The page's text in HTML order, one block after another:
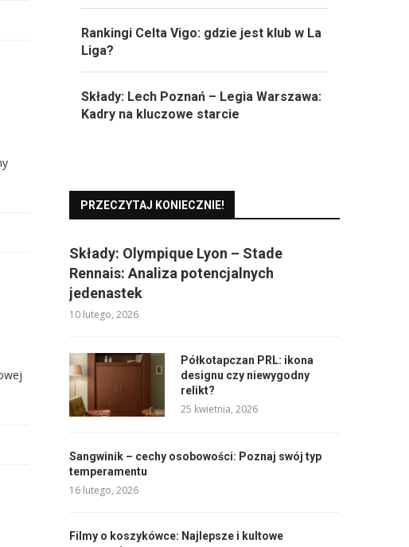
Rankingi Celta Vigo: gdzie jest klub w La
Liga?
Składy: Lech Poznań – Legia Warszawa:
Kadry na kluczowe starcie
PRZECZYTAJ KONIECZNIE!
Składy: Olympique Lyon – Stade
Rennais: Analiza potencjalnych
jedenastek
10 lutego, 2026
Półkotapczan PRL: ikona
designu czy niewygodny
relikt?
25 kwietnia, 2026
Sangwinik – cechy osobowości: Poznaj swój typ
temperamentu
16 lutego, 2026
Filmy o koszykówce: Najlepsze i kultowe